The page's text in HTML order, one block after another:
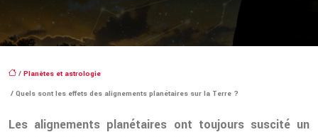
/ Planètes et astrologie
/ Quels sont les effets des alignements planétaires sur la Terre ?
Les alignements planétaires ont toujours suscité un